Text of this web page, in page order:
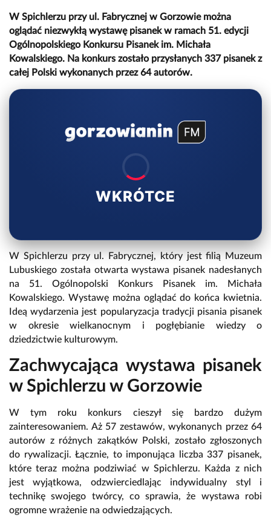
W Spichlerzu przy ul. Fabrycznej w Gorzowie można
oglądać niezwykłą wystawę pisanek w ramach 51. edycji
Ogólnopolskiego Konkursu Pisanek im. Michała
Kowalskiego. Na konkurs zostało przysłanych 337 pisanek z
całej Polski wykonanych przez 64 autorów.
WKRÓTCE
W Spichlerzu przy ul. Fabrycznej, który jest filią Muzeum
Lubuskiego została otwarta wystawa pisanek nadesłanych
na 51. Ogólnopolski Konkurs Pisanek im. Michała
Kowalskiego. Wystawę można oglądać do końca kwietnia.
Ideą wydarzenia jest popularyzacja tradycji pisania pisanek
w okresie wielkanocnym i pogłębianie wiedzy o
dziedzictwie kulturowym.
Zachwycająca wystawa pisanek
w Spichlerzu w Gorzowie
W tym roku konkurs cieszył się bardzo dużym
zainteresowaniem. Aż 57 zestawów, wykonanych przez 64
autorów z różnych zakątków Polski, zostało zgłoszonych
do rywalizacji. Łącznie, to imponująca liczba 337 pisanek,
które teraz można podziwiać w Spichlerzu. Każda z nich
jest wyjątkowa, odzwierciedlając indywidualny styl i
technikę swojego twórcy, co sprawia, że wystawa robi
ogromne wrażenie na odwiedzających.